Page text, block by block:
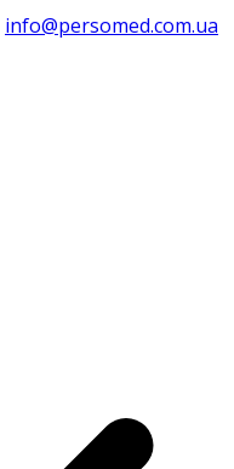
info@persomed.com.ua